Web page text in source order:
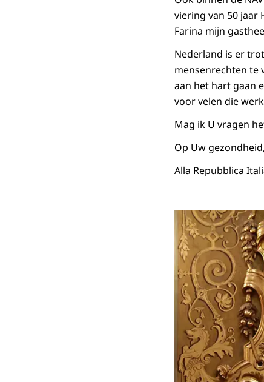
viering van 50 jaar
Farina mijn
Nederland is er
mensenrechten te
aan het hart gaan
voor velen die
Mag ik U vragen
Op Uw
Alla Repubblica